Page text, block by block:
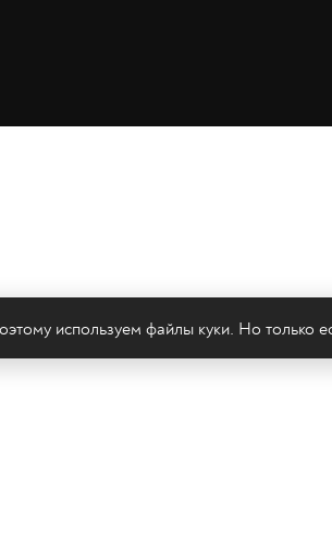
используем файлы куки. Но только